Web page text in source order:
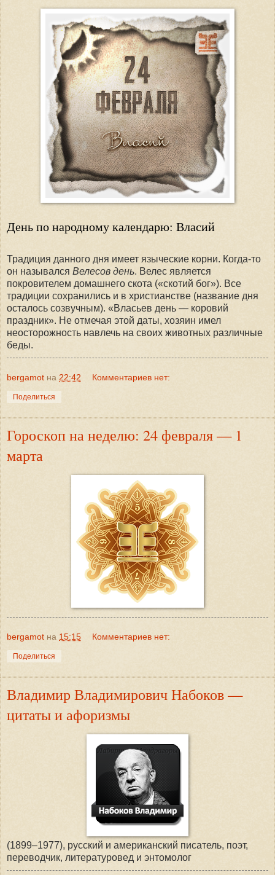
День по народному календарю: Власий
Традиция данного дня имеет языческие корни. Когда-то
он назывался Велесов день. Велес является
покровителем домашнего скота («скотий бог»). Все
традиции сохранились и в христианстве (название дня
осталось созвучным). «Власьев день — коровий
праздник». Не отмечая этой даты, хозяин имел
неосторожность навлечь на своих животных различные
беды.
bergamot на 22:42 Комментариев нет:
Поделиться
Гороскоп на неделю: 24 февраля — 1
марта
bergamot на 15:15 Комментариев нет:
Поделиться
Владимир Владимирович Набоков —
цитаты и афоризмы
(1899–1977), русский и американский писатель, поэт,
переводчик, литературовед и энтомолог